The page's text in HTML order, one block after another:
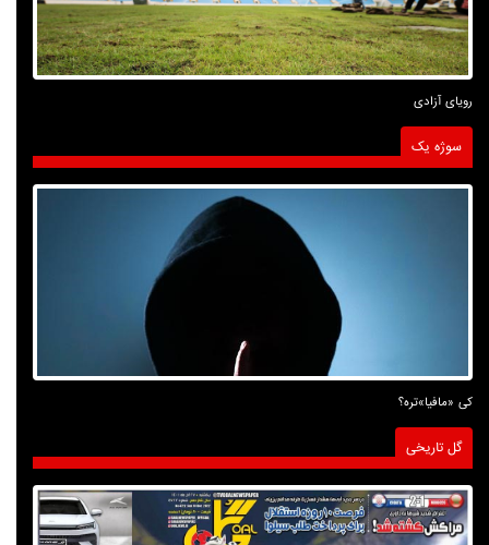
رویای آزادی
سوژه یک
کی «مافیا»تره؟
گل تاریخی